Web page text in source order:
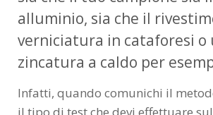
alluminio, sia che il
verniciatura in cataforesi o
zincatura a caldo per
Infatti, quando comunichi il